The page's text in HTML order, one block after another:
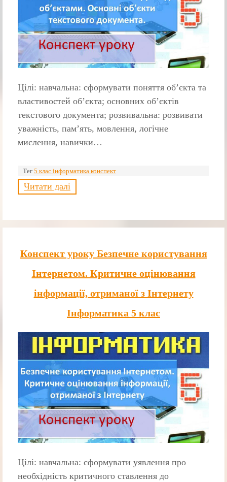
Цілі: навчальна: сформувати поняття об’єкта та
властивостей об’єкта; основних об’єктів
текстового документа; розвивальна: розвивати
уважність, пам’ять, мовлення, логічне
мислення, навички…
Тег 5 клас інформатика конспект
Читати далі
Конспект уроку Безпечне користування
Інтернетом. Критичне оцінювання
інформації, отриманої з Інтернету
Інформатика 5 клас
Цілі: навчальна: сформувати уявлення про
необхідність критичного ставлення до